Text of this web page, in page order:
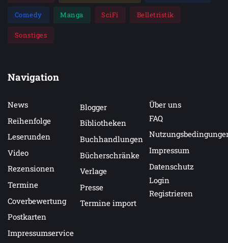
Comedy Manga SciFi Belletristik
Sonstiges
Navigation
News
Reihenfolge
Leserunden
Video
Rezensionen
Termine
Coverbewertung
Postkarten
Impressumservice
Blogger
Bibliotheken
Buchhandlungen
Bücherschränke
Verlage
Presse
Termine import
Über uns
FAQ
Impressum
Datenschutz
Login
Registrieren